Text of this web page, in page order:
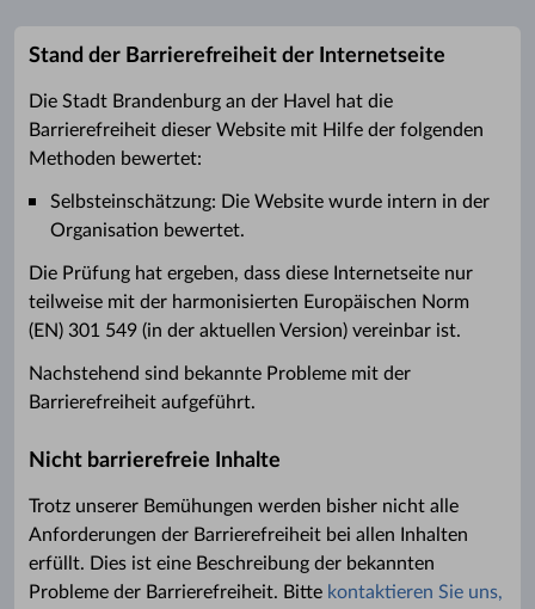
Stand der Barrierefreiheit der Internetseite
Die Stadt Brandenburg an der Havel hat die
Barrierefreiheit dieser Website mit Hilfe der folgenden
Methoden bewertet:
Selbsteinschätzung: Die Website wurde intern in der
Organisation bewertet.
Die Prüfung hat ergeben, dass diese Internetseite nur
teilweise mit der harmonisierten Europäischen Norm
(EN) 301 549 (in der aktuellen Version) vereinbar ist.
Nachstehend sind bekannte Probleme mit der
Barrierefreiheit aufgeführt.
Nicht barrierefreie Inhalte
Trotz unserer Bemühungen werden bisher nicht alle
Anforderungen der Barrierefreiheit bei allen Inhalten
erfüllt. Dies ist eine Beschreibung der bekannten
Probleme der Barrierefreiheit. Bitte kontaktieren Sie uns,